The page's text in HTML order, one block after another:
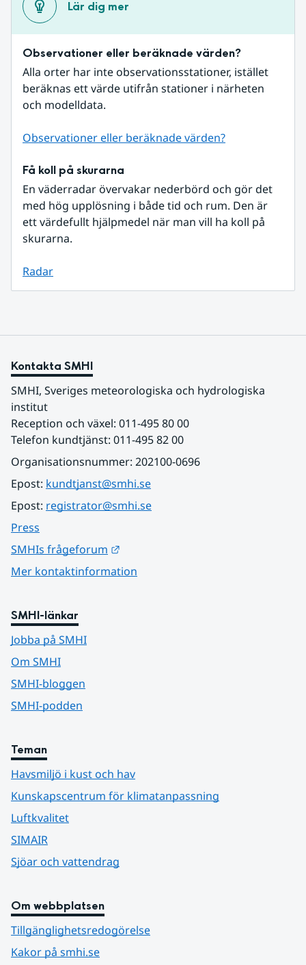
Lär dig mer
Observationer eller beräknade värden?
Alla orter har inte observationsstationer, istället
beräknas ett värde utifrån stationer i närheten
och modelldata.
Observationer eller beräknade värden?
Få koll på skurarna
En väderradar övervakar nederbörd och gör det
med hög upplösning i både tid och rum. Den är
ett värdefullt hjälpmedel när man vill ha koll på
skurarna.
Radar
Kontakta SMHI
SMHI, Sveriges meteorologiska och hydrologiska
institut
Reception och växel: 011-495 80 00
Telefon kundtjänst: 011-495 82 00
Organisationsnummer: 202100-0696
Epost: kundtjanst@smhi.se
Epost: registrator@smhi.se
Press
SMHIs frågeforum
Mer kontaktinformation
SMHI-länkar
Jobba på SMHI
Om SMHI
SMHI-bloggen
SMHI-podden
Teman
Havsmiljö i kust och hav
Kunskapscentrum för klimatanpassning
Luftkvalitet
SIMAIR
Sjöar och vattendrag
Om webbplatsen
Tillgänglighetsredogörelse
Kakor på smhi.se